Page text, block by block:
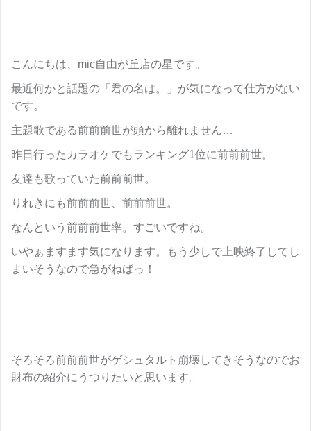
こんにちは、mic自由が丘店の星です。
最近何かと話題の「君の名は。」が気になって仕方がない
です。
主題歌である前前前世が頭から離れません…
昨日行ったカラオケでもランキング1位に前前前世。
友達も歌っていた前前前世。
りれきにも前前前世、前前前世。
なんという前前前世率。すごいですね。
いやぁますます気になります。もう少しで上映終了してし
まいそうなので急がねばっ！
そろそろ前前前世がゲシュタルト崩壊してきそうなのでお
財布の紹介にうつりたいと思います。